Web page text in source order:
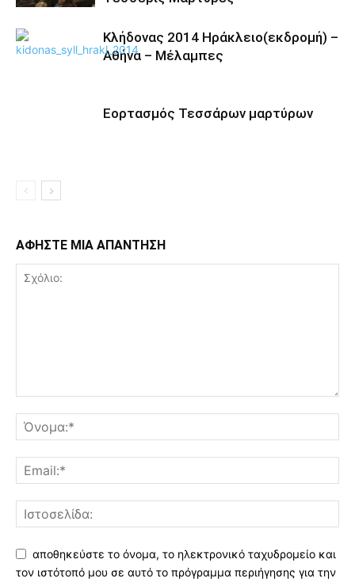
Κλήδονας 2014 Ηράκλειο(εκδρομή) –
Αθήνα – Μέλαμπες
Εορτασμός Τεσσάρων μαρτύρων
ΑΦΗΣΤΕ ΜΙΑ ΑΠΑΝΤΗΣΗ
αποθηκεύστε το όνομα, το ηλεκτρονικό ταχυδρομείο και
τον ιστότοπό μου σε αυτό το πρόγραμμα περιήγησης για την